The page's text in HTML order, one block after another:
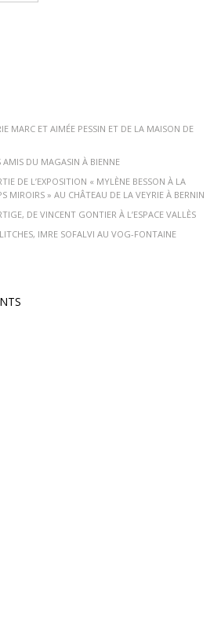
MARC ET AIMÉE PESSIN ET DE LA MAISON DE
AMIS DU MAGASIN À BIENNE
DE L’EXPOSITION « MYLÈNE BESSON À LA
MIROIRS » AU CHÂTEAU DE LA VEYRIE À BERNIN
DE VINCENT GONTIER À L’ESPACE VALLÈS
IMRE SOFALVI AU VOG-FONTAINE